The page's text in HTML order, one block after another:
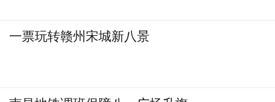
一票玩转赣州宋城新八景